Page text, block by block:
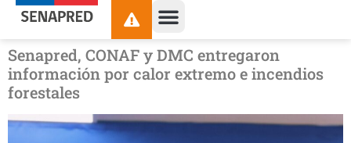
contenido
Senapred, CONAF y DMC entregaron
información por calor extremo e incendios
forestales